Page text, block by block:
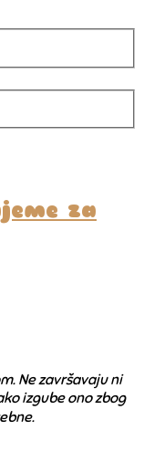
za
Ne završavaju ni
izgube ono zbog